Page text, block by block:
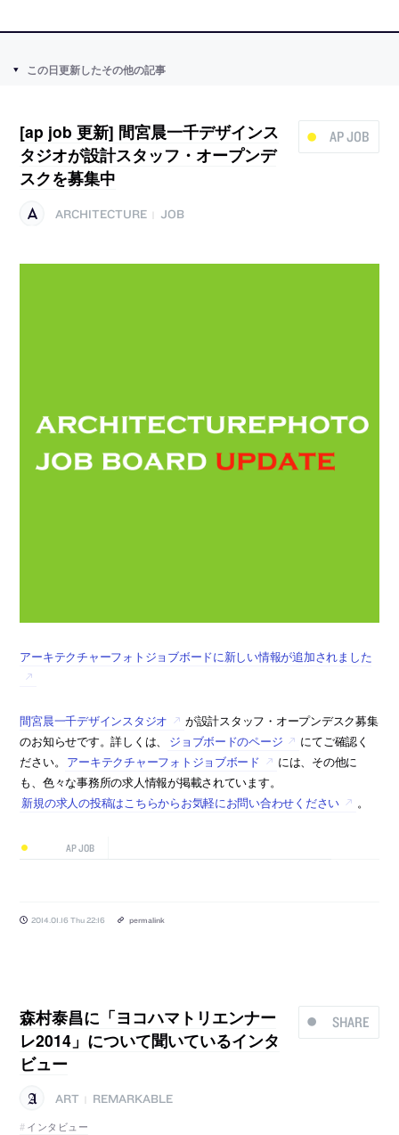
この日更新したその他の記事
AP JOB
[ap job 更新] 間宮晨一千デザインス
タジオが設計スタッフ・オープンデ
スクを募集中
ARCHITECTURE JOB
アーキテクチャーフォトジョブボードに新しい情報が追加されました
間宮晨一千デザインスタジオ
が設計スタッフ・オープンデスク募集
のお知らせです。詳しくは、
ジョブボードのページ
にてご確認く
ださい。 アーキテクチャーフォトジョブボード
には、その他に
も、色々な事務所の求人情報が掲載されています。
新規の求人の投稿はこちらからお気軽にお問い合わせください
。
AP JOB
2014.01.16 Thu 22:16 permalink
SHARE
森村泰昌に「ヨコハマトリエンナー
レ2014」について聞いているインタ
ビュー
ART
REMARKABLE
インタビュー